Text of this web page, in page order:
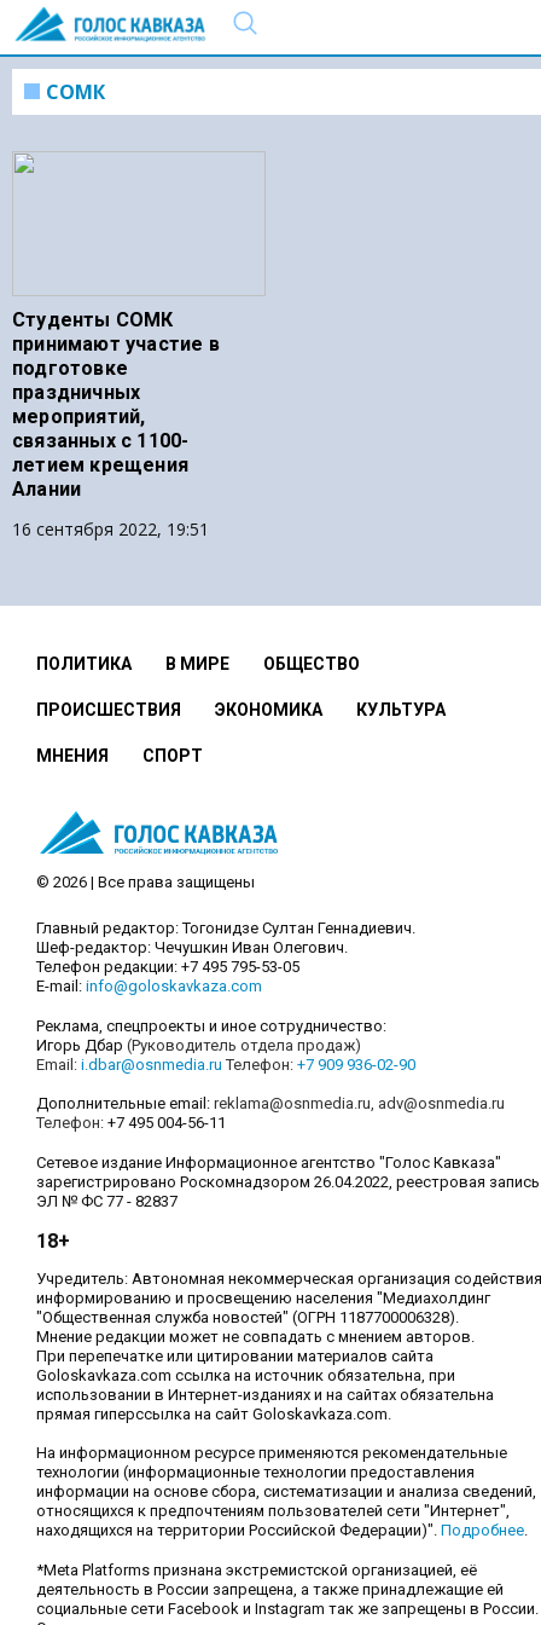
СОМК
Студенты СОМК
принимают участие в
подготовке
праздничных
мероприятий,
связанных с 1100-
летием крещения
Алании
16 сентября 2022, 19:51
ПОЛИТИКА В МИРЕ ОБЩЕСТВО
ПРОИСШЕСТВИЯ ЭКОНОМИКА КУЛЬТУРА
МНЕНИЯ СПОРТ
© 2026 | Все права защищены
Главный редактор: Тогонидзе Султан Геннадиевич.
Шеф-редактор: Чечушкин Иван Олегович.
Телефон редакции: +7 495 795-53-05
E-mail: info@goloskavkaza.com
Реклама, спецпроекты и иное сотрудничество:
Игорь Дбар (Руководитель отдела продаж)
Email: i.dbar@osnmedia.ru Телефон: +7 909 936-02-90
Дополнительные email: reklama@osnmedia.ru, adv@osnmedia.ru
Телефон: +7 495 004-56-11
Сетевое издание Информационное агентство "Голос Кавказа"
зарегистрировано Роскомнадзором 26.04.2022, реестровая запись
ЭЛ № ФС 77 - 82837
18+
Учредитель: Автономная некоммерческая организация содействия
информированию и просвещению населения "Медиахолдинг
"Общественная служба новостей" (ОГРН 1187700006328).
Мнение редакции может не совпадать с мнением авторов.
При перепечатке или цитировании материалов сайта
Goloskavkaza.com ссылка на источник обязательна, при
использовании в Интернет-изданиях и на сайтах обязательна
прямая гиперссылка на сайт Goloskavkaza.com.
На информационном ресурсе применяются рекомендательные
технологии (информационные технологии предоставления
информации на основе сбора, систематизации и анализа сведений,
относящихся к предпочтениям пользователей сети "Интернет",
находящихся на территории Российской Федерации)". Подробнее.
*Meta Platforms признана экстремистской организацией, её
деятельность в России запрещена, а также принадлежащие ей
социальные сети Facebook и Instagram так же запрещены в России.